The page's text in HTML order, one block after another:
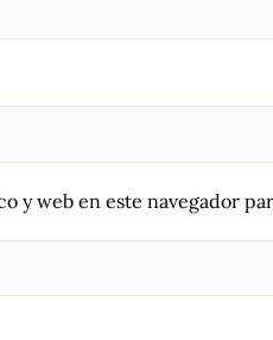
y web en este navegador